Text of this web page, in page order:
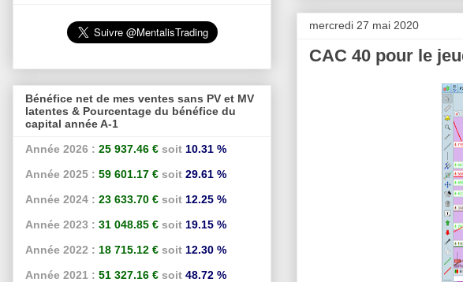
mercredi 27 mai 2020
CAC 40 pour le
Bénéfice net de mes ventes sans PV et MV
latentes & Pourcentage du bénéfice du
capital année A-1
Année 2026 : 25 937.46 € soit 10.31 %
Année 2025 : 59 601.17 € soit 29.61 %
Année 2024 : 23 633.70 € soit 12.25 %
Année 2023 : 31 048.85 € soit 19.15 %
Année 2022 : 18 715.12 € soit 12.30 %
Année 2021 : 51 327.16 € soit 48.72 %